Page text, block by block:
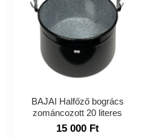
BAJAI Halfőző bogrács
zománcozott 20 literes
15 000 Ft